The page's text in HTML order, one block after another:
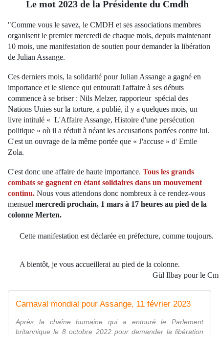
Le mot 2023 de la Présidente du Cmdh
"Comme vous le savez, le CMDH et ses associations membres
organisent le premier mercredi de chaque mois, depuis maintenant
10 mois, une manifestation de soutien pour demander la libération
de Julian Assange.
Ces derniers mois, la solidarité pour Julian Assange a gagné en
importance et le silence qui entourait l'affaire à ses débuts
commence à se briser : Nils Melzer, rapporteur spécial des
Nations Unies sur la torture, a publié, il y a quelques mois, un
livre intitulé « L'Affaire Assange, Histoire d'une persécution
politique » où il a réduit à néant les accusations portées contre lui.
C'est un ouvrage de la même portée que « J'accuse » d' Emile
Zola.
C'est donc une affaire de haute importance. Tous les grands
combats se gagnent en étant solidaires dans un mouvement
continu. Nous vous attendons donc nombreux à ce rendez-vous
mensuel mercredi prochain, 1 mars à 17 heures au pied de la
colonne Merten.
Cette manifestation est déclarée en préfecture, comme toujours.
A bientôt, je vous accueillerai au pied de la colonne.
Gül Ilbay pour le
Carnaval mondial pour Assange, 11 février 2023
Après la chaîne humaine qui a entouré le Parlement
britannique le 8 octobre 2022 pour demander la libération